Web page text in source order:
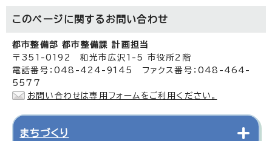
このページに関する お問い合わせ
都市整備部 都市整備課 計画担当
〒351-0192 和光市広沢1-5 市役所2階
電話番号：048-424-9145 ファクス番号：048-464-
5577
お問い合わせは専用フォームをご利用ください。
まちづくり